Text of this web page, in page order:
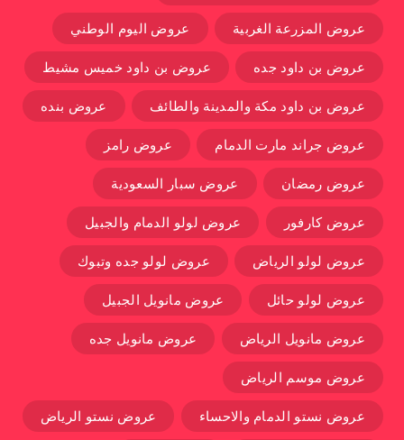
عروض المزرعة الغربية عروض اليوم الوطني
عروض بن داود جده عروض بن داود خميس مشيط
عروض بن داود مكة والمدينة والطائف عروض بنده
عروض جراند مارت الدمام عروض رامز
عروض رمضان عروض سبار السعودية
عروض كارفور عروض لولو الدمام والجبيل
عروض لولو الرياض عروض لولو جده وتبوك
عروض لولو حائل عروض مانويل الجبيل
عروض مانويل الرياض عروض مانويل جده
عروض موسم الرياض
عروض نستو الدمام والاحساء عروض نستو الرياض